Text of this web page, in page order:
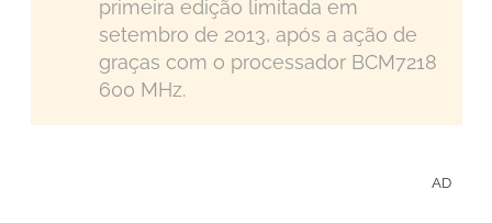
primeira edição limitada em
setembro de 2013, após a ação de
graças com o processador BCM7218
600 MHz.
AD